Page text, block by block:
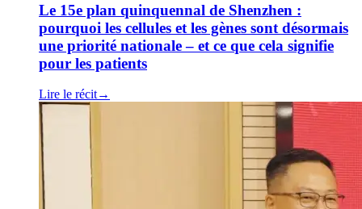
Le 15e plan quinquennal de Shenzhen :
pourquoi les cellules et les gènes sont désormais
une priorité nationale – et ce que cela signifie
pour les patients
Lire le récit→